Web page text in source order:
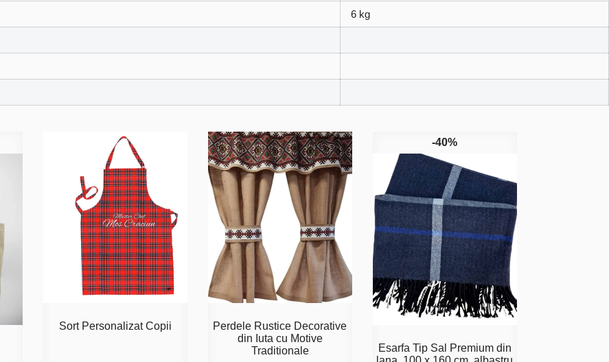
6 kg
Sort Personalizat Copii
Perdele Rustice Decorative
din Iuta cu Motive
Traditionale
-40%
Esarfa Tip Sal Premium din